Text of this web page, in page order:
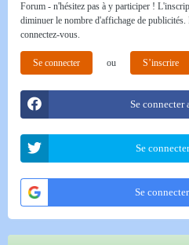
Forum - n'hésitez pas à y participer !
diminuer le nombre d'affichage de
connectez-vous.
Se connecter ou S’inscrire
Se connecter
Se
Se